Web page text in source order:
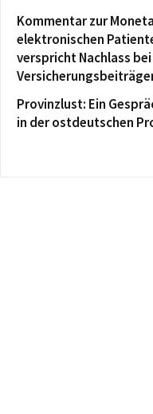
Kommentar zur
elektronischen
verspricht Nachlass bei
Provinzlust: Ein
in der ostdeutschen